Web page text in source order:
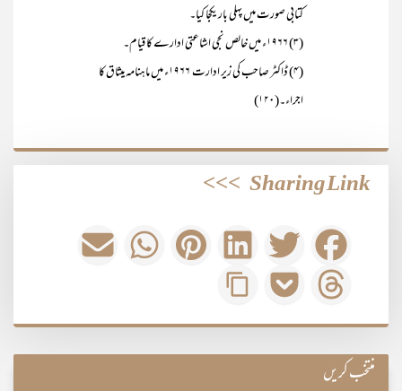
کتابی صورت میں پہلی بار یکجا کیا۔
(۳) ۱۹۶۶ء میں خالص نجی اشاعتی ادارے کا قیام۔
(۴) ڈاکٹر صاحب کی زیر ادارت ۱۹۶۶ء میں ماہنامہ میثاق کا
اجراء۔(۱۲۰)
Sharing Link
>>>
منتخب کریں